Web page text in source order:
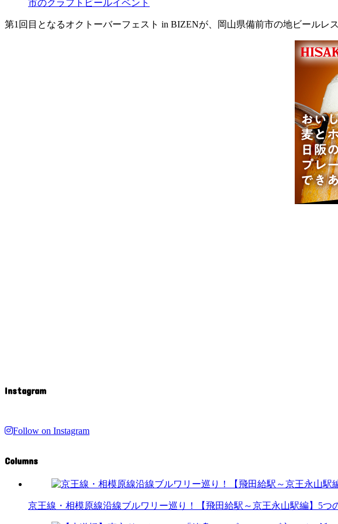
市のクラフトビールイベント
第1回目となるオクトーバーフェスト in BIZENが、岡山県備前市の地ビールレ
Instagram
Follow on Instagram
Columns
京王線・相模原線沿線ブルワリー巡り！【飛田給駅～京王永山駅編】5